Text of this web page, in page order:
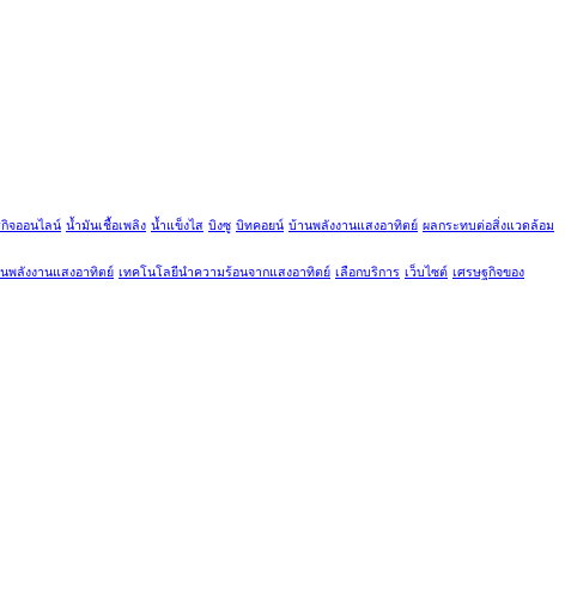
จออนไลน์ น้ำมันเชื้อเพลิง น้ำแข็งไส บิงซู บิทคอยน์ บ้านพลังงานแสงอาทิตย์ ผลกระทบต่อสิ่งแวดล้อม
พลังงานแสงอาทิตย์ เทคโนโลยีนำความร้อนจากแสงอาทิตย์ เลือกบริการ เว็บไซต์ เศรษฐกิจของ